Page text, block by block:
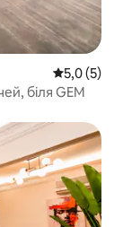
Середня
5,0 (5)
біля GEM